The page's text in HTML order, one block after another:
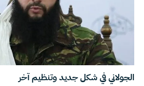
الجولاني في شكل جديد وتنظيم آخر